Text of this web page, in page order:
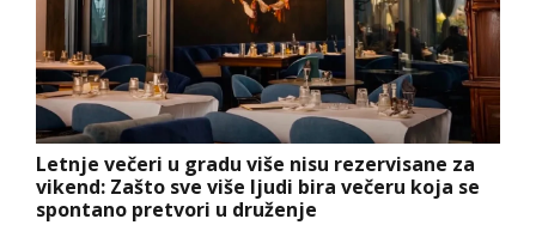
Letnje večeri u gradu više nisu rezervisane za
vikend: Zašto sve više ljudi bira večeru koja se
spontano pretvori u druženje